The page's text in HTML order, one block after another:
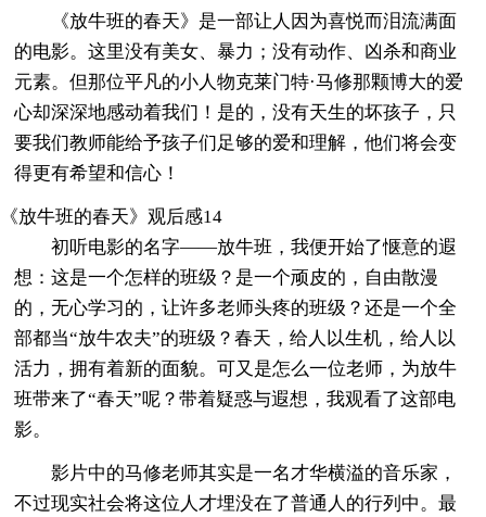
《放牛班的春天》是一部让人因为喜悦而泪流满面
的电影。这里没有美女、暴力；没有动作、凶杀和商业
元素。但那位平凡的小人物克莱门特·马修那颗博大的爱
心却深深地感动着我们！是的，没有天生的坏孩子，只
要我们教师能给予孩子们足够的爱和理解，他们将会变
得更有希望和信心！
《放牛班的春天》观后感14
初听电影的名字——放牛班，我便开始了惬意的遐
想：这是一个怎样的班级？是一个顽皮的，自由散漫
的，无心学习的，让许多老师头疼的班级？还是一个全
部都当“放牛农夫”的班级？春天，给人以生机，给人以
活力，拥有着新的面貌。可又是怎么一位老师，为放牛
班带来了“春天”呢？带着疑惑与遐想，我观看了这部电
影。
影片中的马修老师其实是一名才华横溢的音乐家，
不过现实社会将这位人才埋没在了普通人的行列中。最